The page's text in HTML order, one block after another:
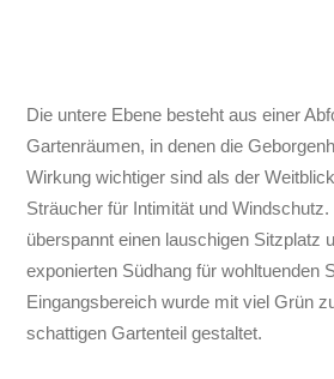
Die untere Ebene besteht aus einer
Gartenräumen, in denen die
Wirkung wichtiger sind als der
Sträucher für Intimität und
überspannt einen lauschigen Sitzplatz
exponierten Südhang für wohltuenden
Eingangsbereich wurde mit viel Grün
schattigen Gartenteil gestaltet.